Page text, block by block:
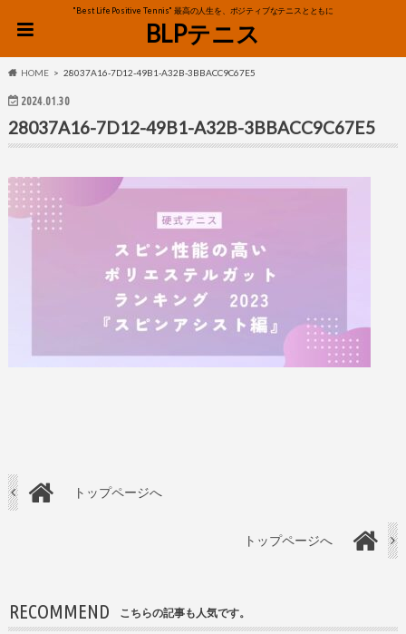
"Best Life Positive Tennis" 最高の人生を、ポジティブなテニスとともに
BLPテニス
HOME 28037A16-7D12-49B1-A32B-3BBACC9C67E5
2024.01.30
28037A16-7D12-49B1-A32B-3BBACC9C67E5
トップページへ
トップページへ
RECOMMEND こちらの記事も人気です。